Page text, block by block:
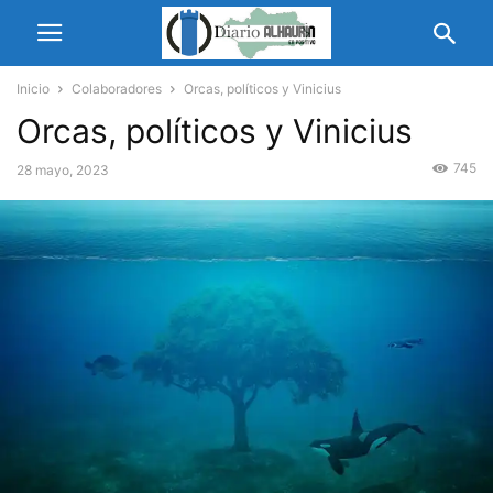
Inicio Colaboradores Orcas, políticos y Vinicius
Orcas, políticos y Vinicius
28 mayo, 2023 745